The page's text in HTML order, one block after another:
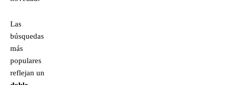
Las
búsquedas
más
populares
reflejan un